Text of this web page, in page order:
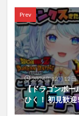
Prev
2024年12月12日
【ドラゴンボー
ひく！ 初見歓